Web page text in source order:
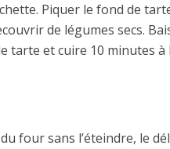
Piquer le fond de
de légumes secs.
tarte et cuire 10 minutes à
four sans l’éteindre, le